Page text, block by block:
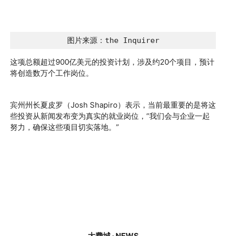
图片来源：the Inquirer
这项总额超过900亿美元的投资计划，涉及约20个项目，预计
将创造数万个工作岗位。
宾州州长夏皮罗（Josh Shapiro）表示，当前最重要的是将这
些投资从新闻发布变为真实的就业岗位，“我们会与企业一起
努力，确保这些项目切实落地。”